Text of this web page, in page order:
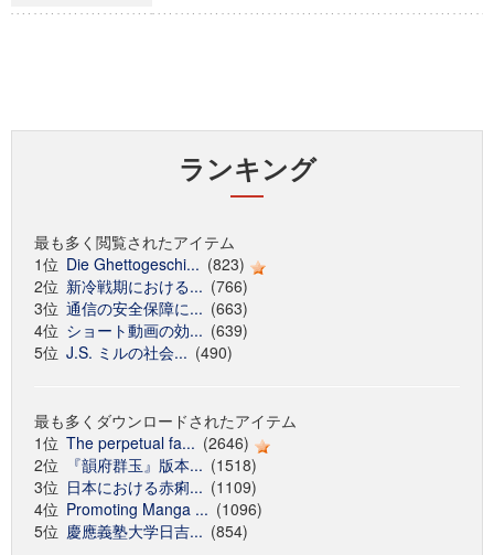
ランキング
最も多く閲覧されたアイテム
1位 Die Ghettogeschi... (823)
2位 新冷戦期における... (766)
3位 通信の安全保障に... (663)
4位 ショート動画の効... (639)
5位 J.S. ミルの社会... (490)
最も多くダウンロードされたアイテム
1位 The perpetual fa... (2646)
2位
『韻府群玉』版本... (1518)
3位 日本における赤痢... (1109)
4位 Promoting Manga ... (1096)
5位 慶應義塾大学日吉... (854)